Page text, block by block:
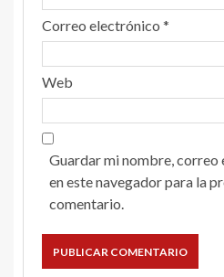
Correo electrónico *
Web
Guardar mi nombre,
en este navegador para la
comentario.